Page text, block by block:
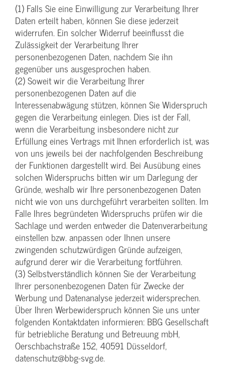
(1) Falls Sie eine Einwilligung zur Verarbeitung Ihrer
Daten erteilt haben, können Sie diese jederzeit
widerrufen. Ein solcher Widerruf beeinflusst die
Zulässigkeit der Verarbeitung Ihrer
personenbezogenen Daten, nachdem Sie ihn
gegenüber uns ausgesprochen haben.
(2) Soweit wir die Verarbeitung Ihrer
personenbezogenen Daten auf die
Interessenabwägung stützen, können Sie Widerspruch
gegen die Verarbeitung einlegen. Dies ist der Fall,
wenn die Verarbeitung insbesondere nicht zur
Erfüllung eines Vertrags mit Ihnen erforderlich ist, was
von uns jeweils bei der nachfolgenden Beschreibung
der Funktionen dargestellt wird. Bei Ausübung eines
solchen Widerspruchs bitten wir um Darlegung der
Gründe, weshalb wir Ihre personenbezogenen Daten
nicht wie von uns durchgeführt verarbeiten sollten. Im
Falle Ihres begründeten Widerspruchs prüfen wir die
Sachlage und werden entweder die Datenverarbeitung
einstellen bzw. anpassen oder Ihnen unsere
zwingenden schutzwürdigen Gründe aufzeigen,
aufgrund derer wir die Verarbeitung fortführen.
(3) Selbstverständlich können Sie der Verarbeitung
Ihrer personenbezogenen Daten für Zwecke der
Werbung und Datenanalyse jederzeit widersprechen.
Über Ihren Werbewiderspruch können Sie uns unter
folgenden Kontaktdaten informieren: BBG Gesellschaft
für betriebliche Beratung und Betreuung mbH,
Oerschbachstraße 152, 40591 Düsseldorf,
datenschutz@bbg-svg.de.